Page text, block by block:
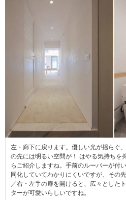
左・廊下に戻ります。優しい光が揺らぐ
の先には明るい空間が！ はやる気持ちを
らご紹介しますね。手前のルーバーが付
同化していてわかりにくいですが、その
／右・左手の扉を開けると、広々とした
ターが可愛いらしいですね。